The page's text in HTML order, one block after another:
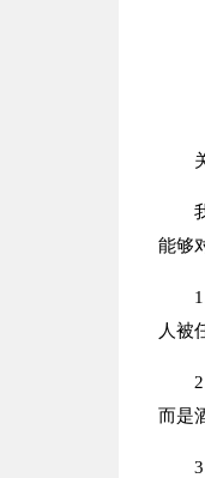
能够
人被
而是